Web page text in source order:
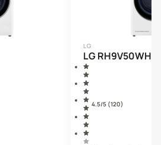
LG
LG RH9V50WH
4.5/5 (120)